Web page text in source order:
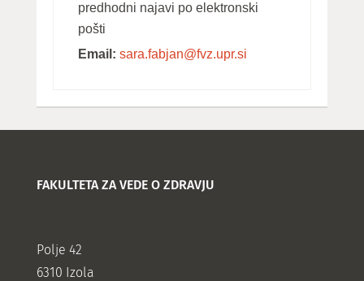
predhodni najavi po elektronski
pošti
Email: sara.fabjan@fvz.upr.si
FAKULTETA ZA VEDE O ZDRAVJU
Polje 42
6310 Izola